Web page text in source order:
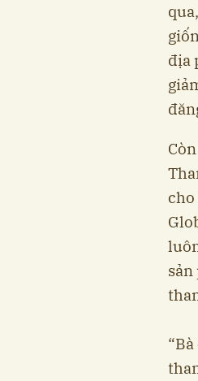
địa
cho
sản